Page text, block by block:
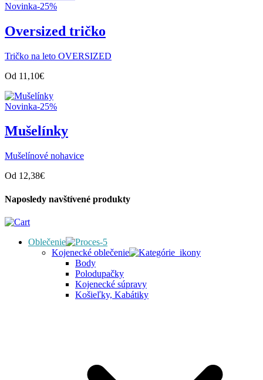
Novinka-25%
Oversized tričko
Tričko na leto OVERSIZED
Od 11,10€
Novinka-25%
Mušelínky
Mušelínové nohavice
Od 12,38€
Naposledy navštívené produkty
Oblečenie
Kojenecké oblečenie
Body
Polodupačky
Kojenecké súpravy
Košieľky, Kabátiky